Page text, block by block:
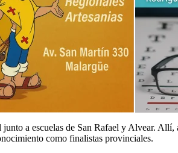
a escuelas de San Rafael y Alvear.
como finalistas provinciales.